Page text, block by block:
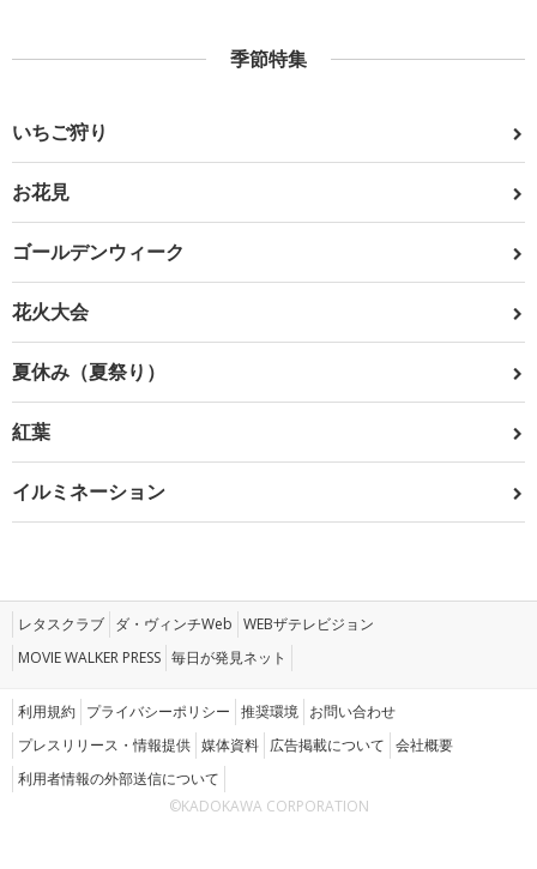
季節特集
いちご狩り
お花見
ゴールデンウィーク
花火大会
夏休み（夏祭り）
紅葉
イルミネーション
レタスクラブ ダ・ヴィンチWeb WEBザテレビジョン
MOVIE WALKER PRESS 毎日が発見ネット
利用規約 プライバシーポリシー 推奨環境 お問い合わせ
プレスリリース・情報提供 媒体資料 広告掲載について 会社概要
利用者情報の外部送信について
©KADOKAWA CORPORATION